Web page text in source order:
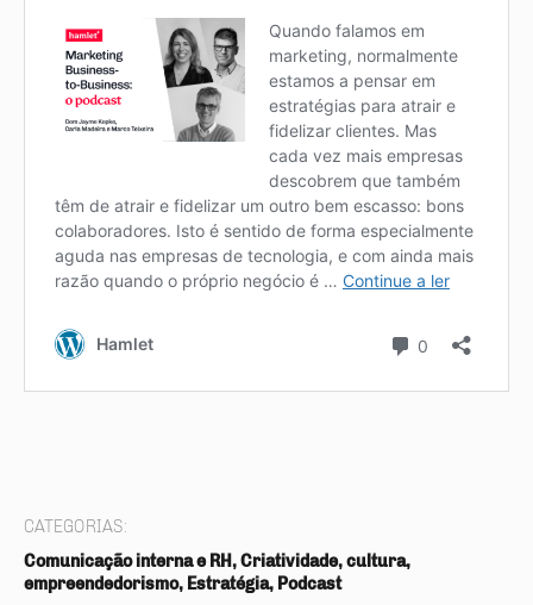
CATEGORIAS:
Comunicação interna e RH, Criatividade, cultura,
empreendedorismo, Estratégia, Podcast